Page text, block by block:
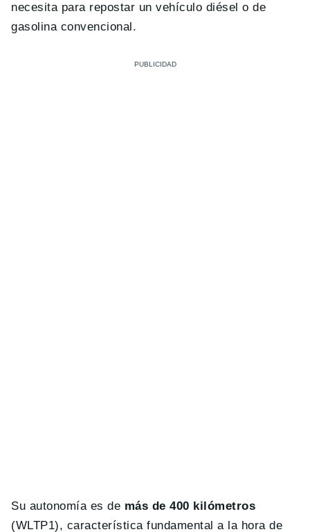
necesita para repostar un vehículo diésel o de
gasolina convencional.
Su autonomía es de más de 400 kilómetros
(WLTP1), característica fundamental a la hora de